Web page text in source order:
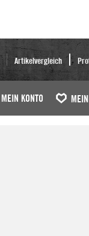
Artikelvergleich
MEIN KONTO